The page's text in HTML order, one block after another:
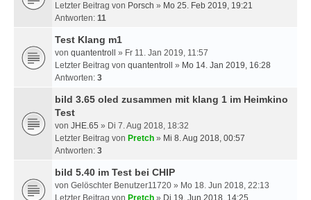
Letzter Beitrag von Porsch » Mo 25. Feb 2019, 19:21
Antworten: 11
Test Klang m1
von quantentroll
» Fr 11. Jan 2019, 11:57
Letzter Beitrag von quantentroll » Mo 14. Jan 2019, 16:28
Antworten: 3
bild 3.65 oled zusammen mit klang 1 im Heimkino
Test
von JHE.65 » Di 7. Aug 2018, 18:32
Letzter Beitrag von Pretch » Mi 8. Aug 2018, 00:57
Antworten: 3
bild 5.40 im Test bei CHIP
von Gelöschter Benutzer11720 » Mo 18. Jun 2018, 22:13
Letzter Beitrag von Pretch » Di 19. Jun 2018, 14:25